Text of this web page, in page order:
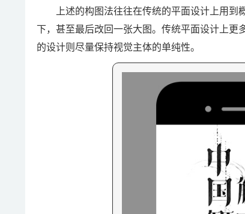
上述的构图法往往在传统的平面设计上用到
下，甚至最后改回一张大图。传统平面设计上更
的设计则尽量保持视觉主体的单纯性。